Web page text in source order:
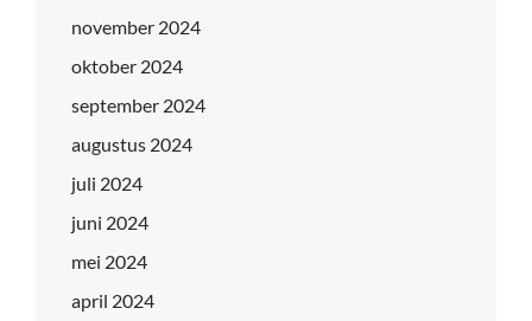
november 2024
oktober 2024
september 2024
augustus 2024
juli 2024
juni 2024
mei 2024
april 2024